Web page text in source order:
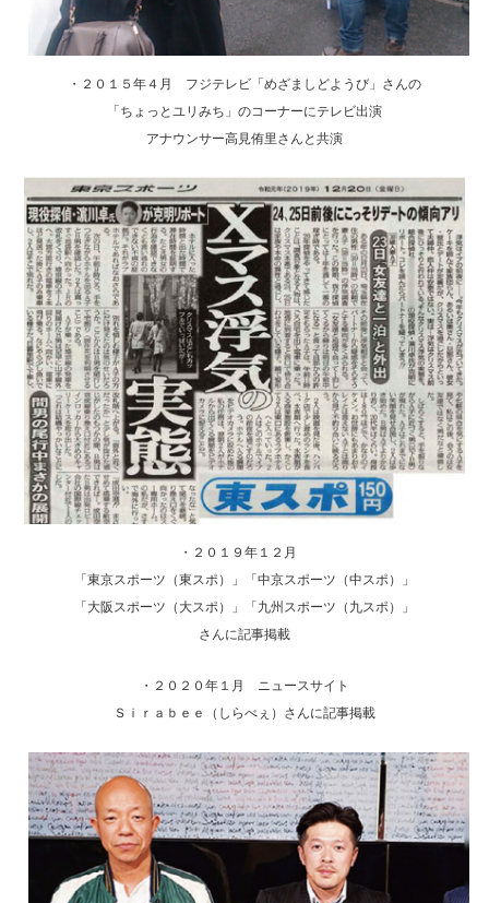
・２０１５年４月 フジテレビ「めざましどようび」さんの
「ちょっとユリみち」のコーナーにテレビ出演
アナウンサー高見侑里さんと共演
・２０１９年１２月
「東京スポーツ（東スポ）」「中京スポーツ（中スポ）」
「大阪スポーツ（大スポ）」「九州スポーツ（九スポ）」
さんに記事掲載
・２０２０年１月 ニュースサイト
Ｓｉｒａｂｅｅ（しらべぇ）さんに記事掲載